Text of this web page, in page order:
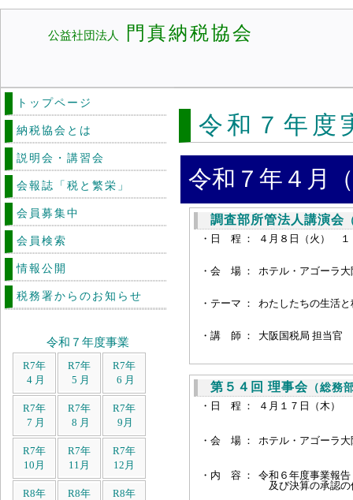
公益社団法人 門真納税協会
トップページ
納税協会とは
説明会・講習会
会報誌「税と繁栄」
会員募集中
会員検索
情報公開
税務署からのお知らせ
令和７年度事業
R7年
4 月
R7年
5 月
R7年
6 月
R7年
7 月
R7年
8 月
R7年
9月
R7年
10月
R7年
11月
R7年
12月
R8年
R8年
R8年
令和７年度
令和７年４月
調査部所管法人講演会
・日 程 ：
４月８日（火） １
・会 場 ： ホテル・アゴーラ
・ テーマ ： わたしたちの生活と
・ 講 師 ： 大阪国税局 担当官
第５４回 理事会（総務
・日 程 ：
４月１７日（木）
・会 場 ： ホテル・アゴーラ
・内 容 ：
令和６年度事業報告
及び決算の承認